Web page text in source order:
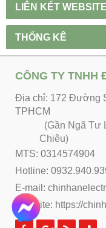
LIÊN KẾT WEBSITE
THỐNG KÊ
CÔNG TY TNHH
Địa chỉ: 172 Đường
TPHCM
(Gần Ngã Tư
Chiêu)
MTS: 0314574904
Hotline:
E-mail:
Website: https://